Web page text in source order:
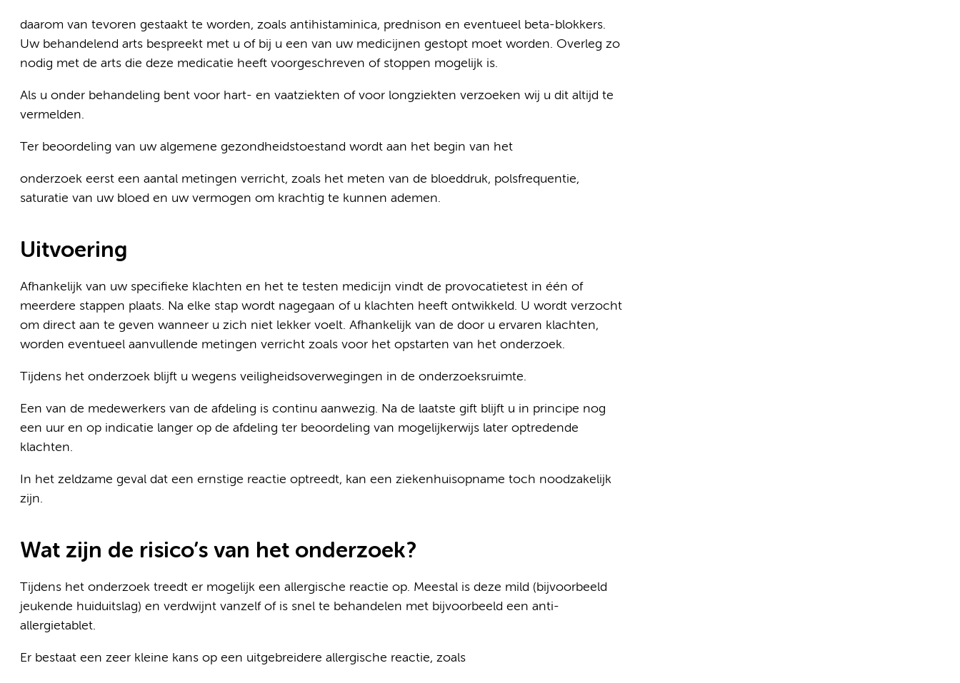
daarom van tevoren gestaakt te worden, zoals antihistaminica, prednison en eventueel beta-blokkers.
Uw behandelend arts bespreekt met u of bij u een van uw medicijnen gestopt moet worden. Overleg zo
nodig met de arts die deze medicatie heeft voorgeschreven of stoppen mogelijk is.
Als u onder behandeling bent voor hart- en vaatziekten of voor longziekten verzoeken wij u dit altijd te
vermelden.
Ter beoordeling van uw algemene gezondheidstoestand wordt aan het begin van het
onderzoek eerst een aantal metingen verricht, zoals het meten van de bloeddruk, polsfrequentie,
saturatie van uw bloed en uw vermogen om krachtig te kunnen ademen.
Uitvoering
Afhankelijk van uw specifieke klachten en het te testen medicijn vindt de provocatietest in één of
meerdere stappen plaats. Na elke stap wordt nagegaan of u klachten heeft ontwikkeld. U wordt verzocht
om direct aan te geven wanneer u zich niet lekker voelt. Afhankelijk van de door u ervaren klachten,
worden eventueel aanvullende metingen verricht zoals voor het opstarten van het onderzoek.
Tijdens het onderzoek blijft u wegens veiligheidsoverwegingen in de onderzoeksruimte.
Een van de medewerkers van de afdeling is continu aanwezig. Na de laatste gift blijft u in principe nog
een uur en op indicatie langer op de afdeling ter beoordeling van mogelijkerwijs later optredende
klachten.
In het zeldzame geval dat een ernstige reactie optreedt, kan een ziekenhuisopname toch noodzakelijk
zijn.
Wat zijn de risico’s van het onderzoek?
Tijdens het onderzoek treedt er mogelijk een allergische reactie op. Meestal is deze mild (bijvoorbeeld
jeukende huiduitslag) en verdwijnt vanzelf of is snel te behandelen met bijvoorbeeld een anti-
allergietablet.
Er bestaat een zeer kleine kans op een uitgebreidere allergische reactie, zoals